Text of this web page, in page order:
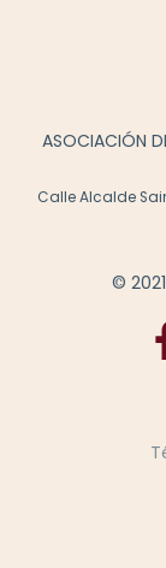
ASOCIACIÓN
Calle Alcalde
© 2021